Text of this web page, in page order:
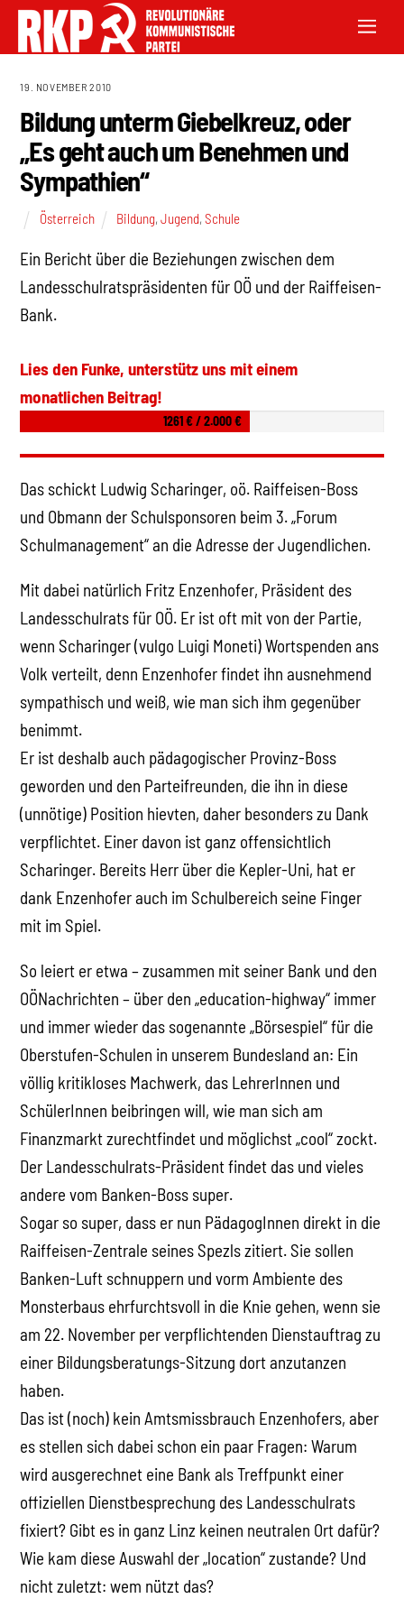
19. NOVEMBER 2010
Bildung unterm Giebelkreuz, oder
„Es geht auch um Benehmen und
Sympathien“
Österreich Bildung,Jugend,Schule
Ein Bericht über die Beziehungen zwischen dem
Landesschulratspräsidenten für OÖ und der Raiffeisen-
Bank.
Lies den Funke, unterstütz uns mit einem
monatlichen Beitrag!
1261 € / 2.000 €
Das schickt Ludwig Scharinger, oö. Raiffeisen-Boss
und Obmann der Schulsponsoren beim 3. „Forum
Schulmanagement“ an die Adresse der Jugendlichen.
Mit dabei natürlich Fritz Enzenhofer, Präsident des
Landesschulrats für OÖ. Er ist oft mit von der Partie,
wenn Scharinger (vulgo Luigi Moneti) Wortspenden ans
Volk verteilt, denn Enzenhofer findet ihn ausnehmend
sympathisch und weiß, wie man sich ihm gegenüber
benimmt.
Er ist deshalb auch pädagogischer Provinz-Boss
geworden und den Parteifreunden, die ihn in diese
(unnötige) Position hievten, daher besonders zu Dank
verpflichtet. Einer davon ist ganz offensichtlich
Scharinger. Bereits Herr über die Kepler-Uni, hat er
dank Enzenhofer auch im Schulbereich seine Finger
mit im Spiel.
So leiert er etwa – zusammen mit seiner Bank und den
OÖNachrichten – über den „education-highway“ immer
und immer wieder das sogenannte „Börsespiel“ für die
Oberstufen-Schulen in unserem Bundesland an: Ein
völlig kritikloses Machwerk, das LehrerInnen und
SchülerInnen beibringen will, wie man sich am
Finanzmarkt zurechtfindet und möglichst „cool“ zockt.
Der Landesschulrats-Präsident findet das und vieles
andere vom Banken-Boss super.
Sogar so super, dass er nun PädagogInnen direkt in die
Raiffeisen-Zentrale seines Spezls zitiert. Sie sollen
Banken-Luft schnuppern und vorm Ambiente des
Monsterbaus ehrfurchtsvoll in die Knie gehen, wenn sie
am 22. November per verpflichtenden Dienstauftrag zu
einer Bildungsberatungs-Sitzung dort anzutanzen
haben.
Das ist (noch) kein Amtsmissbrauch Enzenhofers, aber
es stellen sich dabei schon ein paar Fragen: Warum
wird ausgerechnet eine Bank als Treffpunkt einer
offiziellen Dienstbesprechung des Landesschulrats
fixiert? Gibt es in ganz Linz keinen neutralen Ort dafür?
Wie kam diese Auswahl der „location“ zustande? Und
nicht zuletzt: wem nützt das?